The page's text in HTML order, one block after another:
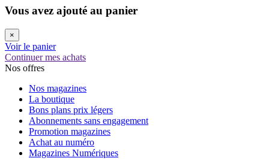
Vous avez ajouté au panier
×
Voir le panier
Continuer mes achats
Nos offres
Nos magazines
La boutique
Bons plans prix légers
Abonnements sans engagement
Promotion magazines
Achat au numéro
Magazines Numériques